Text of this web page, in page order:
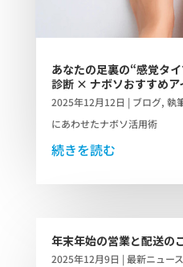
あなたの足裏の“感覚タ
診断 × ナボソおすすめア
2025年12月12日 | ブログ, 執
にあわせたナボソ活用術
続きを読む
年末年始の営業と配送の
2025年12月9日 |最新ニュース